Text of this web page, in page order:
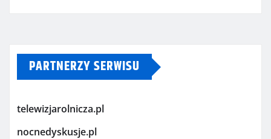
PARTNERZY SERWISU
telewizjarolnicza.pl
nocnedyskusje.pl